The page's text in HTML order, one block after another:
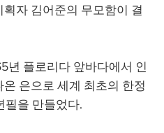
자 김어준의 무모함이 결
년 플로리다 앞바다에서 인
은으로 세계 최초의 한정
필을 만들었다.